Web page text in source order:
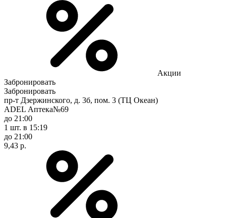
Акции
Забронировать
Забронировать
пр-т Дзержинского, д. 3б, пом. 3 (ТЦ Океан)
ADEL Аптека№69
до 21:00
1 шт. в 15:19
до 21:00
9,43 р.